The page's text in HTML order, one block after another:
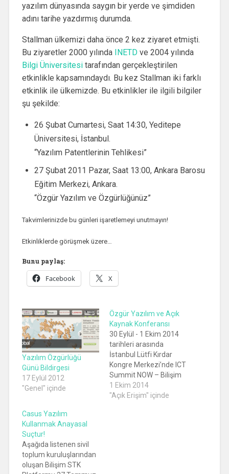
yazılım dünyasında saygın bir yerde ve şimdiden
adını tarihe yazdırmış durumda.
Stallman ülkemizi daha önce 2 kez ziyaret etmişti.
Bu ziyaretler 2000 yılında INETDve 2004 yılında
Bilgi Üniversitesitarafından gerçekleştirilen
etkinlikle kapsamındaydı. Bu kez Stallman iki farklı
etkinlik ile ülkemizde. Bu etkinlikler ile ilgili bilgiler
şu şekilde:
26 Şubat Cumartesi, Saat 14:30, Yeditepe
Üniversitesi, İstanbul.
“Yazılım Patentlerinin Tehlikesi”
27 Şubat 2011 Pazar, Saat 13:00, Ankara Barosu
Eğitim Merkezi, Ankara.
“Özgür Yazılım ve Özgürlüğünüz”
Takvimlerinizde bu günleri işaretlemeyi unutmayın!
Etkinliklerde görüşmek üzere…
Bunu paylaş:
Facebook X
Yazılım Özgürlüğü
Günü Bildirgesi
17 Eylül 2012
"Genel" içinde
Özgür Yazılım ve Açık
Kaynak Konferansı
30 Eylül - 1 Ekim 2014
tarihleri arasında
İstanbul Lütfi Kırdar
Kongre Merkezi’nde ICT
Summit NOW – Bilişim
Zirvesi’14
düzenlenmekte. Bu
1 Ekim 2014
"Açık Erişim" içinde
Casus Yazılım
Kullanmak Anayasal
Suçtur!
Aşağıda listenen sivil
toplum kuruluşlarından
oluşan Bilişim STK